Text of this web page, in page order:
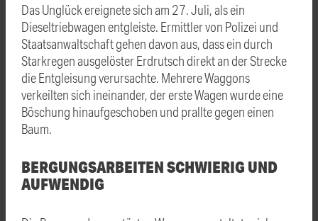
Das Unglück ereignete sich am 27. Juli, als ein
Dieseltriebwagen entgleiste. Ermittler von Polizei und
Staatsanwaltschaft gehen davon aus, dass ein durch
Starkregen ausgelöster Erdrutsch direkt an der Strecke
die Entgleisung verursachte. Mehrere Waggons
verkeilten sich ineinander, der erste Wagen wurde eine
Böschung hinaufgeschoben und prallte gegen einen
Baum.
BERGUNGSARBEITEN SCHWIERIG UND
AUFWENDIG